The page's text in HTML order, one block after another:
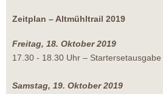
Zeitplan – Altmühltrail 2019
Freitag, 18. Oktober 2019
17.30 - 18.30 Uhr –
Samstag, 19. Oktober 2019